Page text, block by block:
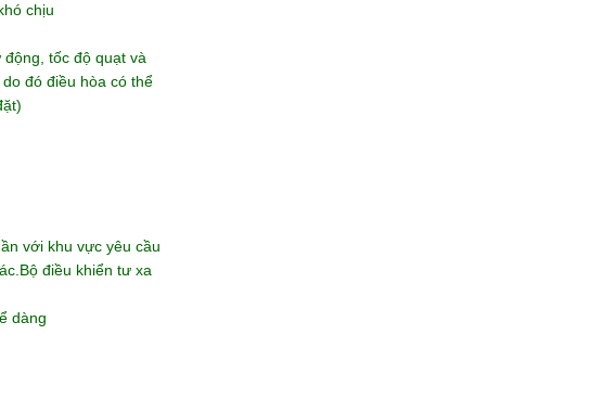
chịu
tốc độ quạt và
đó điều hòa có thể
với khu vực yêu cầu
điều khiển tư xa
dàng